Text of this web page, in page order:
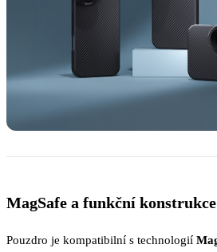
MagSafe a funkční konstrukce
Pouzdro je kompatibilní s technologií